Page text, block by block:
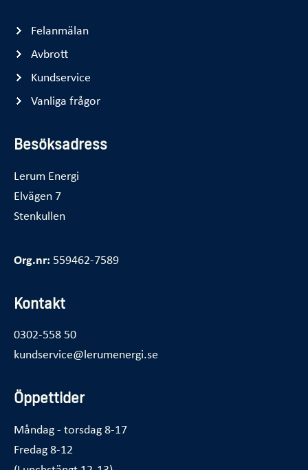
Felanmälan
Avbrott
Kundservice
Vanliga frågor
Besöksadress
Lerum Energi
Elvägen 7
Stenkullen
Org.nr: 559462-7589
Kontakt
0302-558 50
kundservice@lerumenergi.se
Öppettider
Måndag - torsdag 8-17
Fredag 8-12